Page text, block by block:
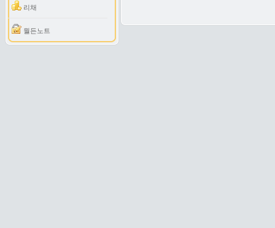
리채
월든노트